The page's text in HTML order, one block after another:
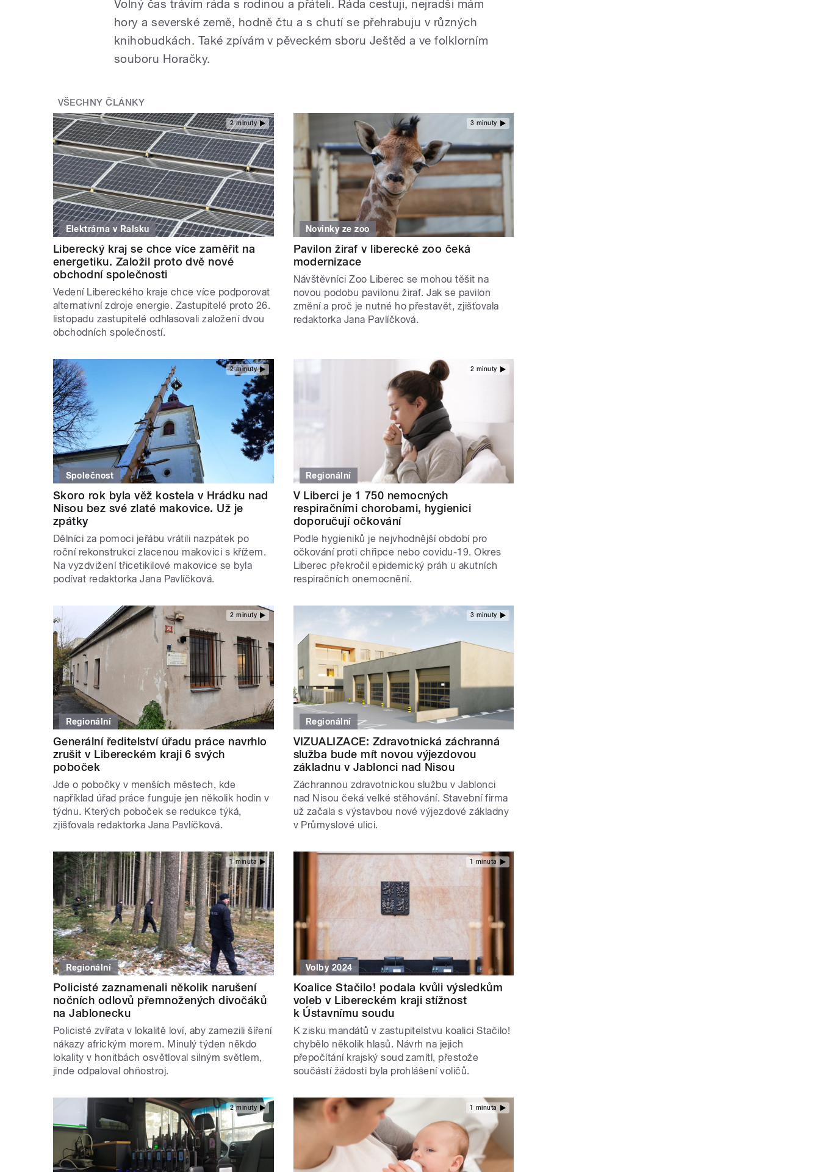
Volný čas trávím ráda s rodinou a přáteli. Ráda cestuji, nejradši mám
hory a severské země, hodně čtu a s chutí se přehrabuju v různých
knihobudkách. Také zpívám v pěveckém sboru Ještěd a ve folklorním
souboru Horačky.
VŠECHNY ČLÁNKY
2 minuty
Elektrárna v Ralsku
Liberecký kraj se chce více zaměřit na
energetiku. Založil proto dvě nové
obchodní společnosti
Vedení Libereckého kraje chce více podporovat
alternativní zdroje energie. Zastupitelé proto 26.
listopadu zastupitelé odhlasovali založení dvou
obchodních společností.
3 minuty
Novinky ze zoo
Pavilon žiraf v liberecké zoo čeká
modernizace
Návštěvníci Zoo Liberec se mohou těšit na
novou podobu pavilonu žiraf. Jak se pavilon
změní a proč je nutné ho přestavět, zjišťovala
redaktorka Jana Pavlíčková.
2 minuty
Společnost
Skoro rok byla věž kostela v Hrádku nad
Nisou bez své zlaté makovice. Už je
zpátky
Dělníci za pomoci jeřábu vrátili nazpátek po
roční rekonstrukci zlacenou makovici s křížem.
Na vyzdvižení třicetikilové makovice se byla
podívat redaktorka Jana Pavlíčková.
2 minuty
Regionální
V Liberci je 1 750 nemocných
respiračními chorobami, hygienici
doporučují očkování
Podle hygieniků je nejvhodnější období pro
očkování proti chřipce nebo covidu-19. Okres
Liberec překročil epidemický práh u akutních
respiračních onemocnění.
2 minuty
Regionální
Generální ředitelství úřadu práce navrhlo
zrušit v Libereckém kraji 6 svých
poboček
Jde o pobočky v menších městech, kde
například úřad práce funguje jen několik hodin v
týdnu. Kterých poboček se redukce týká,
zjišťovala redaktorka Jana Pavlíčková.
3 minuty
Regionální
VIZUALIZACE: Zdravotnická záchranná
služba bude mít novou výjezdovou
základnu v Jablonci nad Nisou
Záchrannou zdravotnickou službu v Jablonci
nad Nisou čeká velké stěhování. Stavební firma
už začala s výstavbou nové výjezdové základny
v Průmyslové ulici.
1 minuta
Regionální
Policisté zaznamenali několik narušení
nočních odlovů přemnožených divočáků
na Jablonecku
Policisté zvířata v lokalitě loví, aby zamezili šíření
nákazy africkým morem. Minulý týden někdo
lokality v honitbách osvětloval silným světlem,
jinde odpaloval ohňostroj.
1 minuta
Volby 2024
Koalice Stačilo! podala kvůli výsledkům
voleb v Libereckém kraji stížnost
k Ústavnímu soudu
K zisku mandátů v zastupitelstvu koalici Stačilo!
chybělo několik hlasů. Návrh na jejich
přepočítání krajský soud zamítl, přestože
součástí žádosti byla prohlášení voličů.
2 minuty 1 minuta